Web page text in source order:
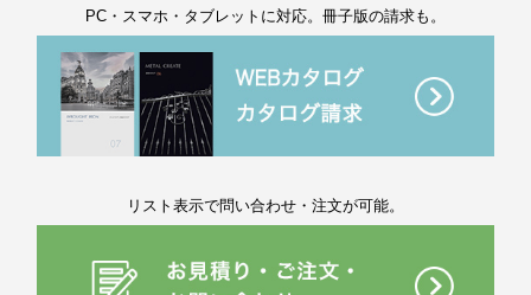
PC・スマホ・タブレットに対応。冊子版の請求も。
リスト表示で問い合わせ・注文が可能。